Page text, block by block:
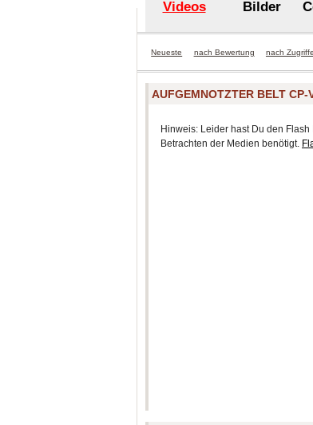
Videos Bilder
Neueste nach Bewertung nach
AUFGEMNOTZTER BELT CP-
Hinweis: Leider hast Du den
Betrachten der Medien benötigt.